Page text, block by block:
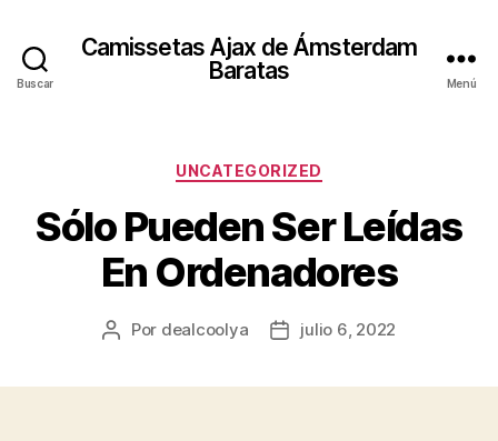
Buscar
Camissetas Ajax de Ámsterdam
Baratas
Menú
Categorías
UNCATEGORIZED
Sólo Pueden Ser Leídas
En Ordenadores
Autor
Por dealcoolya
Fechajulio 6, 2022